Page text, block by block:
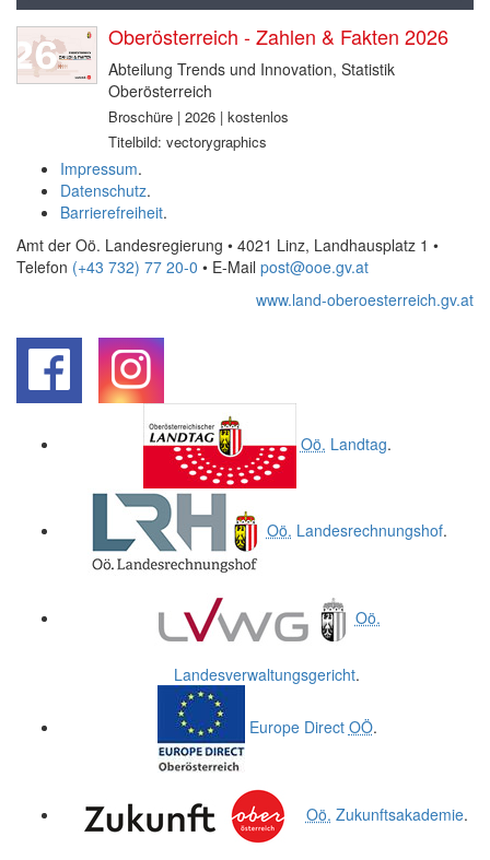
Oberösterreich - Zahlen & Fakten 2026
Abteilung Trends und Innovation, Statistik
Oberösterreich
Broschüre | 2026 | kostenlos
Titelbild: vectorygraphics
Impressum.
Datenschutz.
Barrierefreiheit.
Amt der Oö. Landesregierung • 4021 Linz, Landhausplatz 1 •
Telefon (+43 732) 77 20-0 • E-Mail post@ooe.gv.at
www.land-oberoesterreich.gv.at
Oö. Landtag.
Oö. Landesrechnungshof.
Oö.
Landesverwaltungsgericht.
Europe Direct OÖ.
Oö. Zukunftsakademie.